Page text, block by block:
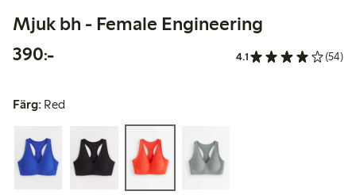
Mjuk bh - Female Engineering
390:-390,00 kr 4.1 (54)
Färg: Red